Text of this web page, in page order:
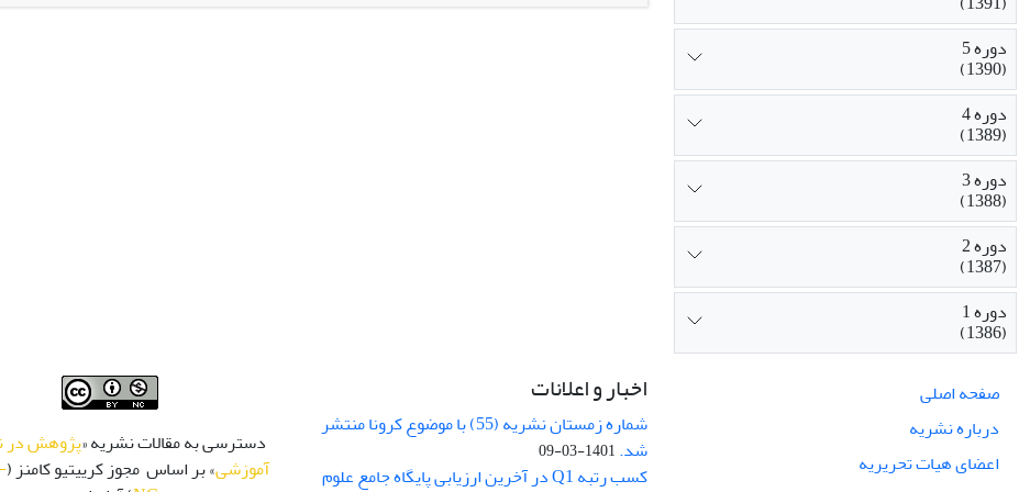
دوره 5
(1390)
دوره 4
(1389)
دوره 3
(1388)
دوره 2
(1387)
دوره 1
(1386)
صفحه اصلی
درباره نشریه
اعضای هیات تحریریه
اخبار و اعلانات
شماره زمستان نشریه (55) با موضوع کرونا منتشر
شد.1401-03-09
کسب رتبه Q1 در آخرین ارزیابی پایگاه جامع علوم
دسترسی به مقالات نشریه «پژوهش در
آموزشی» بر اساس مجوز کرییتیو کامنز (